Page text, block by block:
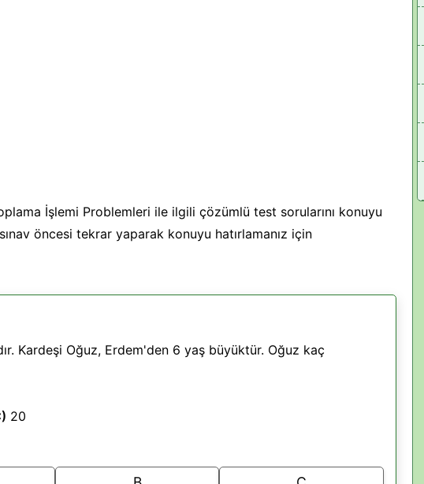
İşlemi Problemleri ile ilgili çözümlü test sorularını konuyu
öncesi tekrar yaparak konuyu hatırlamanız için
Kardeşi Oğuz, Erdem'den 6 yaş büyüktür. Oğuz kaç
20